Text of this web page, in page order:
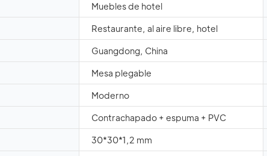
Muebles de hotel
Restaurante, al aire libre, hotel
Guangdong, China
Mesa plegable
Moderno
Contrachapado + espuma + PVC
30*30*1,2 mm